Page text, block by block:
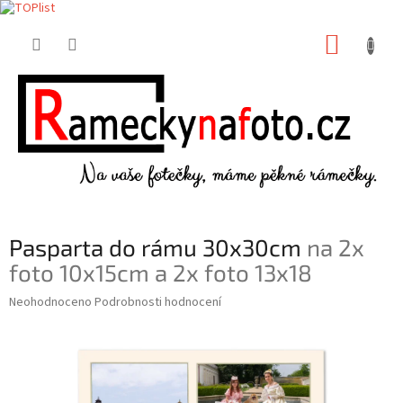
Pasparta do rámu 30x30cm na 2x
foto 10x15cm a 2x foto 13x18
Průměrné
Neohodnoceno Podrobnosti hodnocení